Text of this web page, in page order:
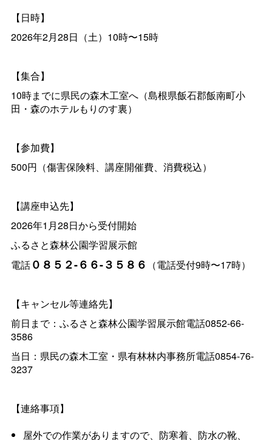
【日時】
2026年2月28日（土）10時〜15時
【集合】
10時までに県民の森木工室へ（島根県飯石郡飯南町小
田・森のホテルもりのす裏）
【参加費】
500円（傷害保険料、講座開催費、消費税込）
【講座申込先】
2026年1月28日から受付開始
ふるさと森林公園学習展示館
電話０８５２-６６-３５８６ （電話受付9時〜17時）
【キャンセル等連絡先】
前日まで：ふるさと森林公園学習展示館電話0852-66-
3586
当日：県民の森木工室・県有林林内事務所電話0854-76-
3237
【連絡事項】
屋外での作業がありますので、防寒着、防水の靴、